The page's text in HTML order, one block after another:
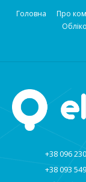
Головна Про
+38 096
+38 093